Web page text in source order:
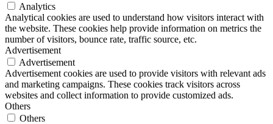
Analytics
Analytical cookies are used to understand how visitors interact with
the website. These cookies help provide information on metrics the
number of visitors, bounce rate, traffic source, etc.
Advertisement
Advertisement
Advertisement cookies are used to provide visitors with relevant ads
and marketing campaigns. These cookies track visitors across
websites and collect information to provide customized ads.
Others
Others